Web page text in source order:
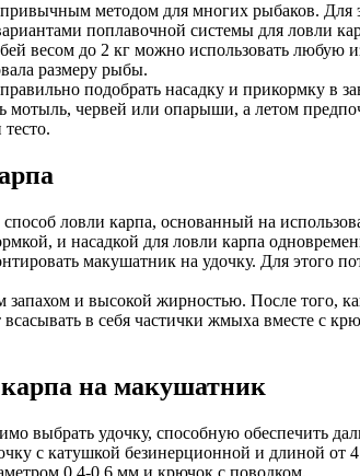
привычным методом для многих рыбаков. Для
поплавочной системы для ловли
весом до 2 кг можно использовать любую
размеру рыбы.
подобрать насадку и прикормку в
мотыль, червей или опарыши, а летом
ловли карпа, основанный на
и насадкой для ловли карпа
макушатник на удочку. Для этого
и высокой жирностью. После того,
в себя частички жмыха вместе с
на макушатник
выбрать удочку, способную обеспечить
с катушкой безинерционной и длиной от
0,4-0,6 мм и крючок с поводком.